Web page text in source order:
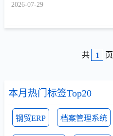
排程、多产线负荷均衡、动
2026-07-29
本月热门标签Top20
钢贸ERP 档案管理系统
共 1 页